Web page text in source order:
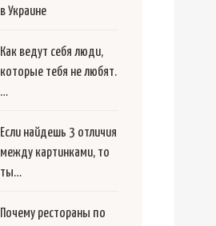
в Украине
Как ведут себя люди,
которые тебя не любят.
…
Если найдешь 3 отличия
между картинками, то
ты…
Почему рестораны по